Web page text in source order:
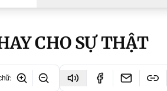
CHO SỰ THẬT
: